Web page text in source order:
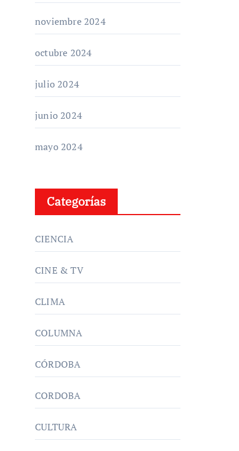
noviembre 2024
octubre 2024
julio 2024
junio 2024
mayo 2024
Categorías
CIENCIA
CINE & TV
CLIMA
COLUMNA
CÓRDOBA
CORDOBA
CULTURA